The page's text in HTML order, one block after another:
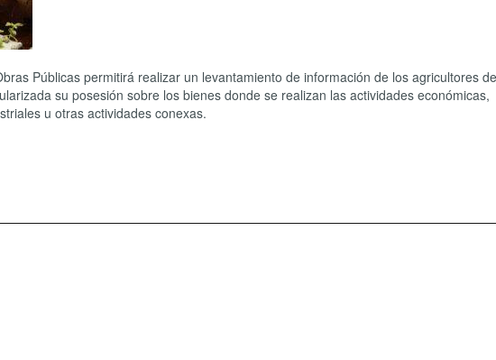
Públicas permitirá realizar un levantamiento de información de los agricultores
su posesión sobre los bienes donde se realizan las actividades económicas,
u otras actividades conexas.